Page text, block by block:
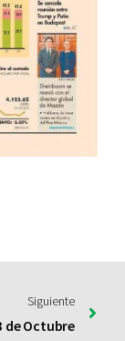
Siguiente
de Octubre